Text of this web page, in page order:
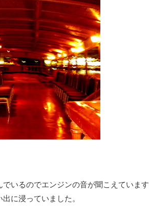
いるのでエンジンの音が聞こえています
に浸っていました。